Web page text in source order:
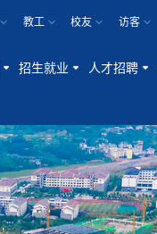
教工 校友 访客
招生就业 人才招聘